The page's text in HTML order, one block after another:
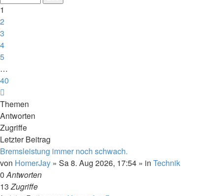
40
1
2
3
4
5
…
40
Themen
Antworten
Zugriffe
Letzter Beitrag
Bremsleistung immer noch schwach.
von HomerJay » Sa 8. Aug 2026, 17:54 » in Technik
0Antworten
13Zugriffe